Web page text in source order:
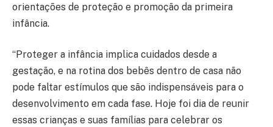
orientações de proteção e promoção da primeira
infância.
“Proteger a infância implica cuidados desde a
gestação, e na rotina dos bebês dentro de casa não
pode faltar estímulos que são indispensáveis para o
desenvolvimento em cada fase. Hoje foi dia de reunir
essas crianças e suas famílias para celebrar os